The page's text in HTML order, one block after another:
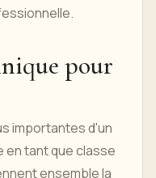
pour
importantes d'un
en tant que classe
ensemble la